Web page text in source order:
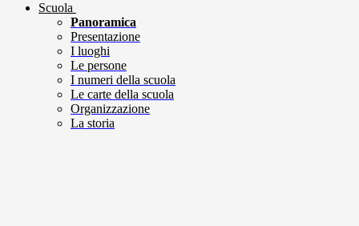
Scuola
Panoramica
Presentazione
I luoghi
Le persone
I numeri della scuola
Le carte della scuola
Organizzazione
La storia